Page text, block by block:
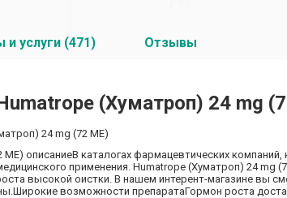
и услуги (471) Отзывы
(Хуматроп) 24 mg
МЕ) описаниеВ каталогах фармацевтических
применения. Humatrope (Хуматроп) 24 mg
высокой оистки. В нашем интерент-магазине вы
возможности препаратаГормон роста